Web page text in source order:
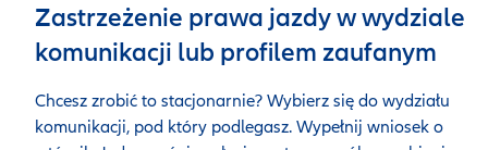
Zastrzeżenie prawa jazdy w wydziale
komunikacji lub profilem zaufanym
Chcesz zrobić to stacjonarnie? Wybierz się do wydziału
komunikacji, pod który podlegasz. Wypełnij wniosek o